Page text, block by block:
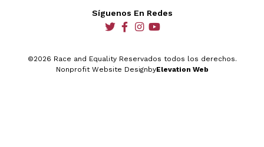
Síguenos En Redes
socialsocialsocialsocial
©2026 Race and Equality Reservados todos los derechos.
Nonprofit Website DesignbyElevation Web